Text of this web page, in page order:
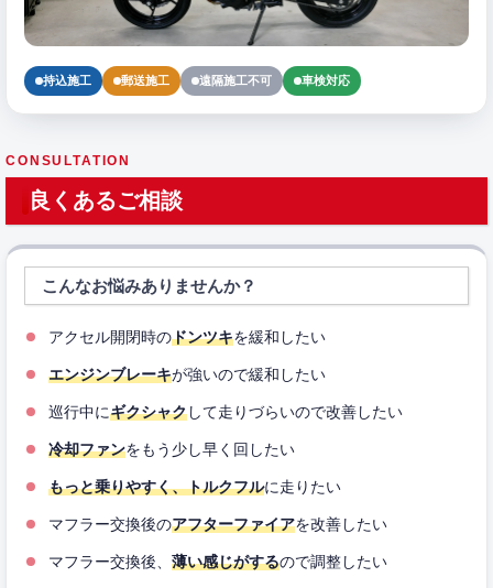
持込施工 郵送施工 遠隔施工不可 車検対応
CONSULTATION
良くあるご相談
こんなお悩みありませんか？
アクセル開閉時のドンツキを緩和したい
エンジンブレーキが強いので緩和したい
巡行中にギクシャクして走りづらいので改善したい
冷却ファンをもう少し早く回したい
もっと乗りやすく、トルクフルに走りたい
マフラー交換後のアフターファイアを改善したい
マフラー交換後、 薄い感じがするので調整したい